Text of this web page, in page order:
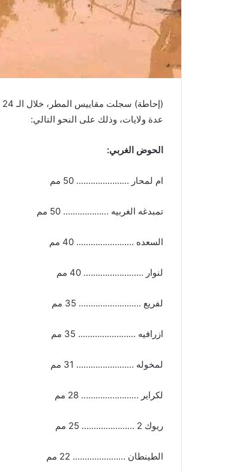
عدة ولايات، وذلك على النحو التالي:
الحوض الغربي:
ام لمحار …………………. 50 مم
تمبدغه الغربيه ………………. 50 مم
السعده …………………… 40 مم
لنوار ……………………. 40 مم
لفريع …………………….. 35 مم
ازرافيه …………………… 35 مم
لمخوله …………………… 31 مم
لكراير …………………… 28 مم
ريوك 2 …………………. 25 مم
الطينطان …………………. 22 مم